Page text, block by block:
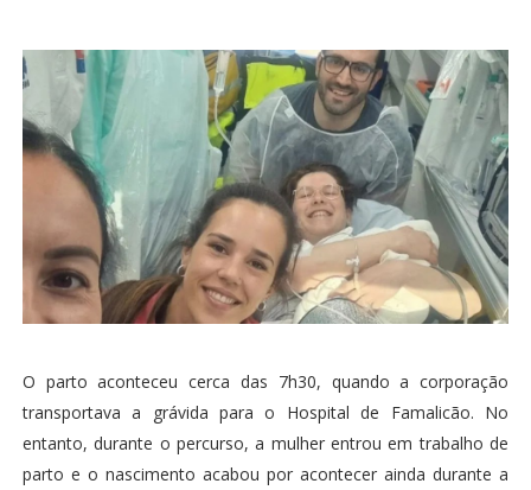
O parto aconteceu cerca das 7h30, quando a corporação
transportava a grávida para o Hospital de Famalicão. No
entanto, durante o percurso, a mulher entrou em trabalho de
parto e o nascimento acabou por acontecer ainda durante a